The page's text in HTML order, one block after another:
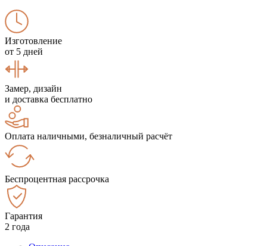
Изготовление
от 5 дней
Замер, дизайн
и доставка бесплатно
Оплата наличными, безналичный расчёт
Беспроцентная рассрочка
Гарантия
2 года